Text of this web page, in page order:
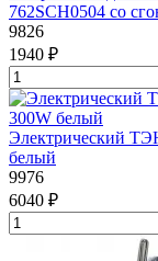
762SCH0504 со
9826
1940 ₽
Электрический
белый
9976
6040 ₽